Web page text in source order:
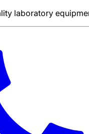
laboratory